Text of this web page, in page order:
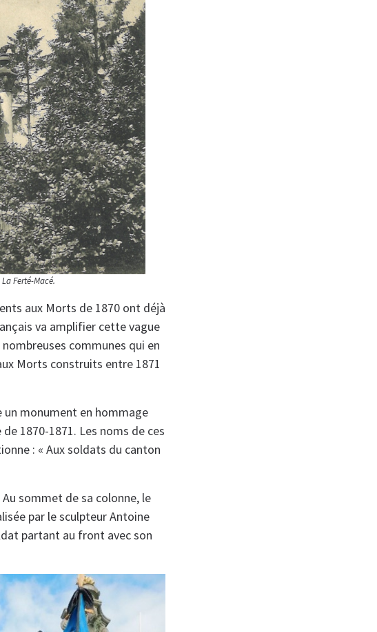
Ferté-Macé.
aux Morts de 1870 ont déjà
va amplifier cette vague
communes qui en
Morts construits entre 1871
un monument en hommage
1870-1871. Les noms de ces
: « Aux soldats du canton
sommet de sa colonne, le
par le sculpteur Antoine
partant au front avec son